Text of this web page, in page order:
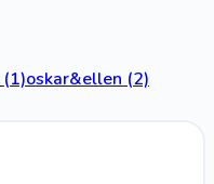
(1)oskar&ellen (2)